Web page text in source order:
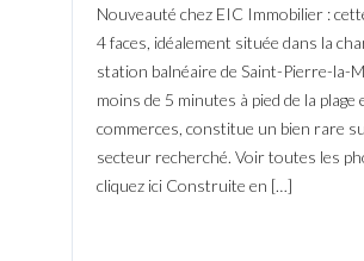
Nouveauté chez EIC Immobilier :
4 faces, idéalement située dans la
station balnéaire de Saint-Pierre-la-
moins de 5 minutes à pied de la plage
commerces, constitue un bien rare
secteur recherché. Voir toutes les
cliquez ici Construite en […]